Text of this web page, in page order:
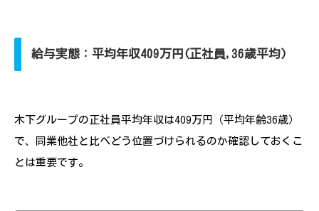
給与実態：平均年収409万円(正社員,36歳平均)
木下グループの正社員平均年収は409万円（平均年齢36歳）
で、同業他社と比べどう位置づけられるのか確認しておくこ
とは重要です。